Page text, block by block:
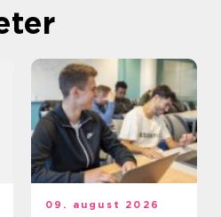
09. august 2026